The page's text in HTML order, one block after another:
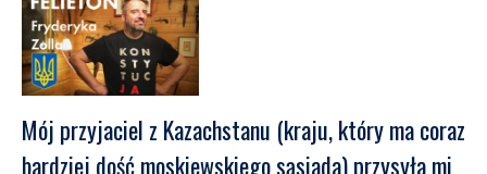
Mój przyjaciel z Kazachstanu (kraju, który ma coraz
bardziej dość moskiewskiego sąsiada) przysyła mi